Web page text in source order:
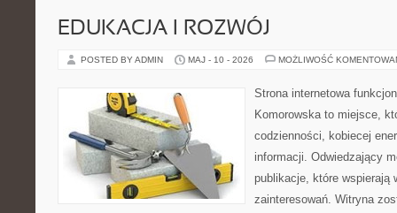
EDUKACJA I ROZWÓJ
POSTED BY ADMIN MAJ - 10 - 2026 MOŻLIWOŚĆ
Strona internetowa
Komorowska to miejsce,
codzienności, kobiecej
informacji. Odwiedzający
publikacje, które wspierają
zainteresowań. Witryna